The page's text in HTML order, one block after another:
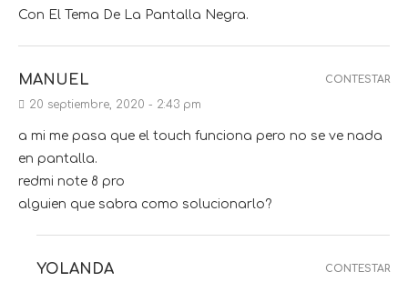
Con El Tema De La Pantalla Negra.
MANUEL
20 septiembre, 2020 - 2:43 pm
a mi me pasa que el touch funciona pero no se ve nada
en pantalla.
redmi note 8 pro
alguien que sabra como solucionarlo?
CONTESTAR
YOLANDA CONTESTAR